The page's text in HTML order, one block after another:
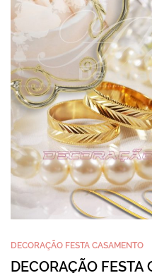
DECORAÇÃO FESTA CASAMENTO
DECORAÇÃO FESTA